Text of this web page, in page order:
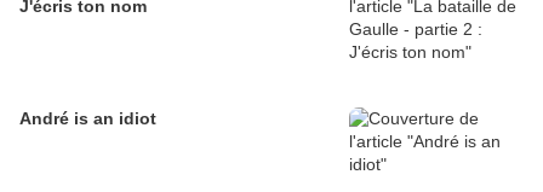
J'écris ton nom
André is an idiot